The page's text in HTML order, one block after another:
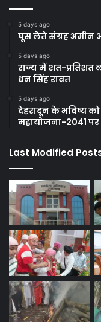
5 days ago
घूस लेते संग्रह अमीन
5 days ago
राज्य में शत-प्रतिशत
धन सिंह रावत
5 days ago
देहरादून के भविष्य
महायोजना-2041
Last Modified